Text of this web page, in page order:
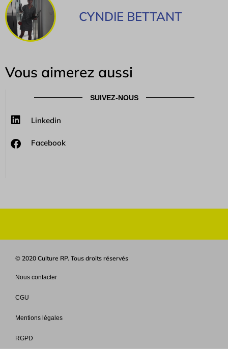
CYNDIE BETTANT
Vous aimerez aussi
SUIVEZ-NOUS
Linkedin
Facebook
© 2020 Culture RP. Tous droits réservés
Nous contacter
CGU
Mentions légales
RGPD